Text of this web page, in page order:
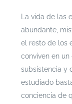
La vida de las
abundante,
el resto de los
conviven en
subsistencia y
estudiado
conciencia de